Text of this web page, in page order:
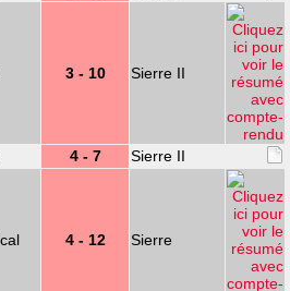
3 - 10 Sierre II
4 - 7 Sierre II
4 - 12 Sierre